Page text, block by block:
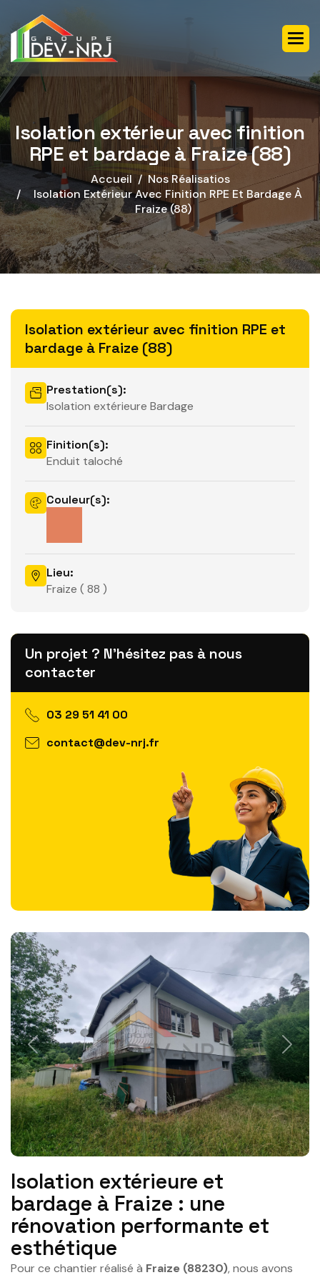
Isolation extérieur avec finition
RPE et bardage à Fraize (88)
Accueil
Nos Réalisatios
Isolation Extérieur Avec Finition RPE Et Bardage À
Fraize (88)
Isolation extérieur avec finition RPE et
bardage à Fraize (88)
Prestation(s):
Isolation extérieure Bardage
Finition(s):
Enduit taloché
Couleur(s):
Lieu:
Fraize ( 88 )
Un projet ? N'hésitez pas à nous
contacter
03 29 51 41 00
contact@dev-nrj.fr
Previous Next
Isolation extérieure et
bardage à Fraize : une
rénovation performante et
esthétique
Pour ce chantier réalisé à Fraize (88230), nous avons